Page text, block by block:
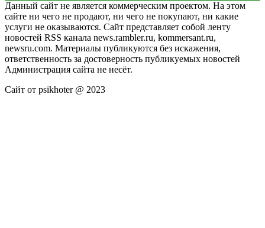
Данный сайт не является коммерческим проектом. На этом
сайте ни чего не продают, ни чего не покупают, ни какие
услуги не оказываются. Сайт представляет собой ленту
новостей RSS канала news.rambler.ru, kommersant.ru,
newsru.com. Материалы публикуются без искажения,
ответственность за достоверность публикуемых новостей
Администрация сайта не несёт.
Сайт от psikhoter @ 2023